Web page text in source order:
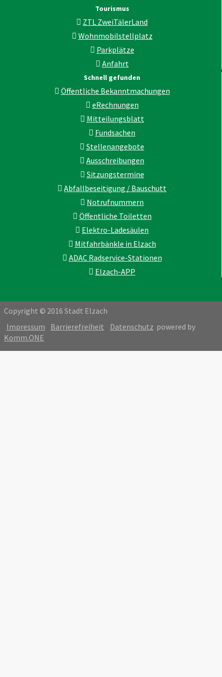
Tourismus
ZTL ZweiTälerLand
Wohnmobilstellplatz
Parkplätze
Anfahrt
Schnell gefunden
Öffentliche Bekanntmachungen
eRechnungen
Mitteilungsblatt
Fundsachen
Stellenangebote
Ausschreibungen
Sitzungstermine
Abfallbeseitigung / Bauschutt
Notrufnummern
Öffentliche Toiletten
Elektro-Ladesäulen
Mitfahrbänkle in Elzach
ADAC Radservice-Stationen
Elzach-APP
Copyright © 2016 Stadt Elzach
Impressum
Barrierefreiheit Datenschutz powered by
Komm.ONE